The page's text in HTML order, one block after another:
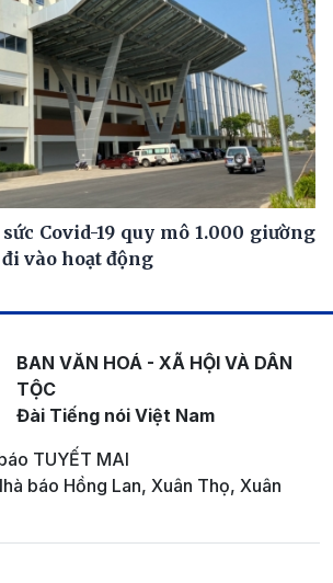
Covid-19 quy mô 1.000 giường
vào hoạt động
BAN VĂN HOÁ - XÃ HỘI VÀ DÂN
TỘC
Đài Tiếng nói Việt Nam
TUYẾT MAI
báo Hồng Lan, Xuân Thọ, Xuân